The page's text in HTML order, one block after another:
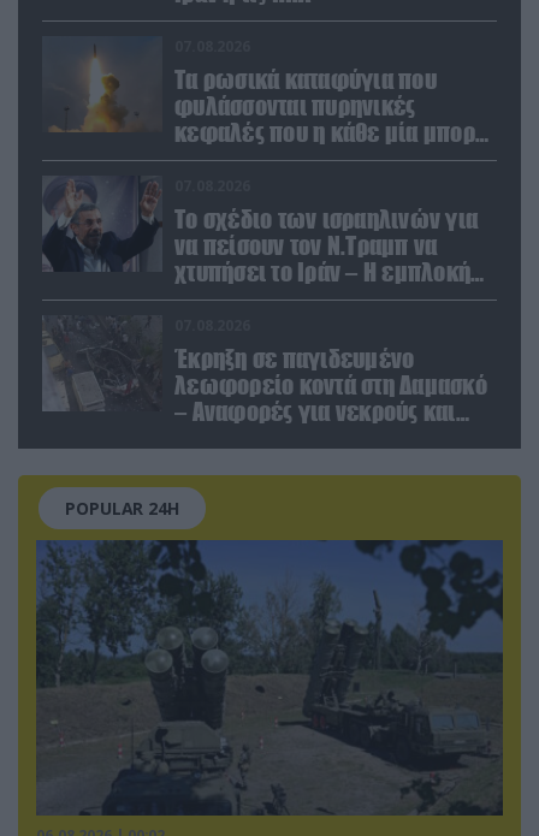
Τα ρωσικά καταφύγια που
φυλάσσονται πυρηνικές
κεφαλές που η κάθε μία μπορεί
να καταστρέψει «μία
Το σχέδιο των ισραηλινών για
να πείσουν τον Ν.Τραμπ να
χτυπήσει το Ιράν – Η εμπλοκή
του Μ.Αχμαντινετζάντ
Έκρηξη σε παγιδευμένο
λεωφορείο κοντά στη Δαμασκό
– Αναφορές για νεκρούς και
POPULAR 24H